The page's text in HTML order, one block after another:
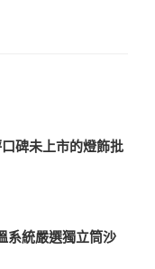
碑未上市的燈飾批
系統嚴選獨立筒沙